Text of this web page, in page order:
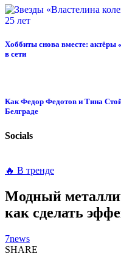
Хоббиты снова вместе: актёры
в сети
Как Федор Федотов и Тина
Белграде
Socials
🔥 В тренде
Модный
как сделать
7news
SHARE